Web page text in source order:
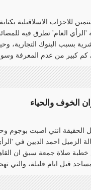
للاحزاب الاسلاقبلية
'الرأي العام' تطرق فيه
بسبب البنوك التجارية،
كم كبير من عدم المعرفة
الخوف والحياء
الحقيقة انني اصبت بوجوم
صلاة جمعة سبق ان
قبل ايام قليلة، والتي